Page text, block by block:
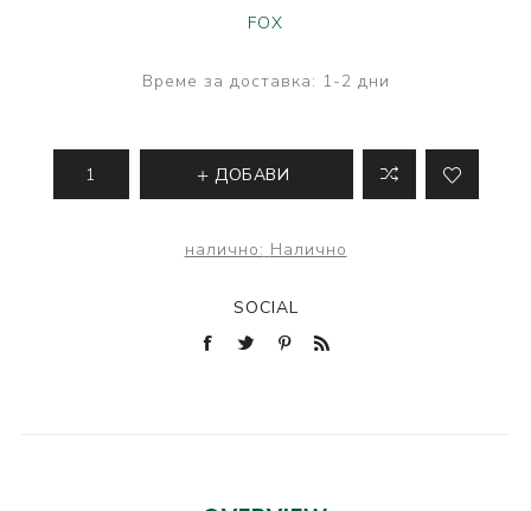
FOX
Време за доставка: 1-2 дни
ДОБАВИ
налично: Налично
SOCIAL